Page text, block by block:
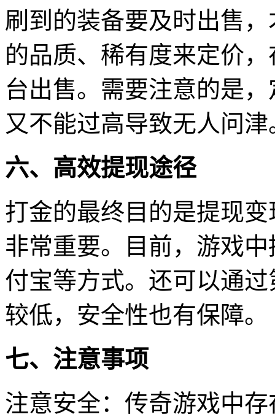
刷到的装备要及时出售
的品质、稀有度来定价
台出售。需要注意的是
又不能过高导致无人问津
六、高效提现途径
打金的最终目的是提现
非常重要。目前，游戏
付宝等方式。还可以通
较低，安全性也有保障。
七、注意事项
注意安全：传奇游戏中